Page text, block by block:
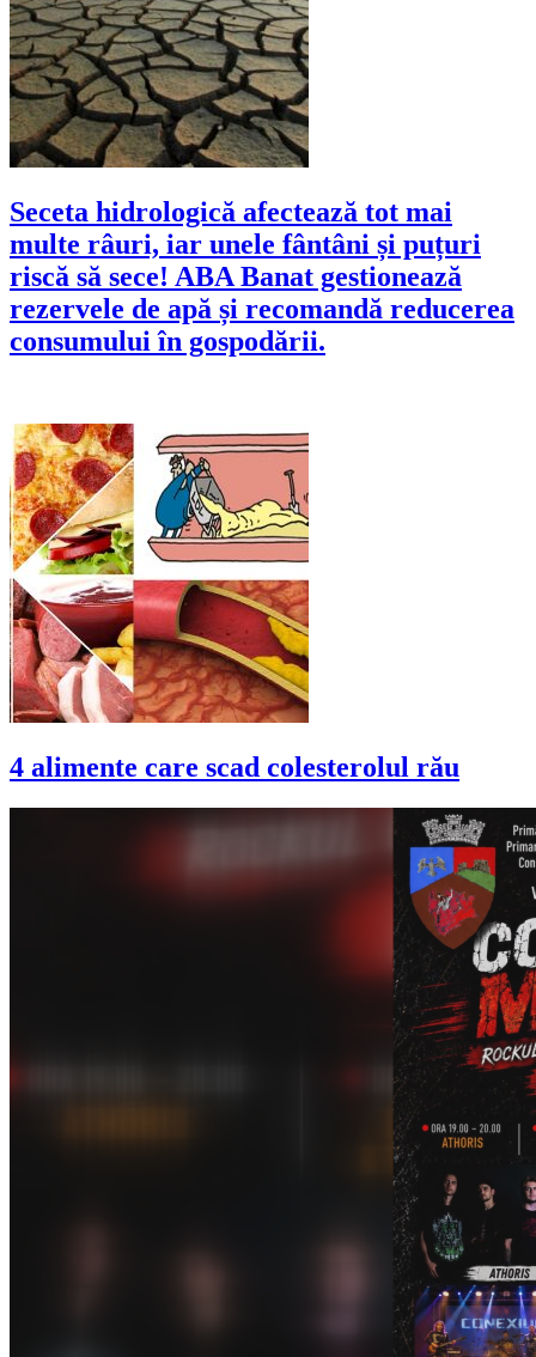
Seceta hidrologică afectează tot mai
multe râuri, iar unele fântâni și puțuri
riscă să sece! ABA Banat gestionează
rezervele de apă și recomandă reducerea
consumului în gospodării.
4 alimente care scad colesterolul rău